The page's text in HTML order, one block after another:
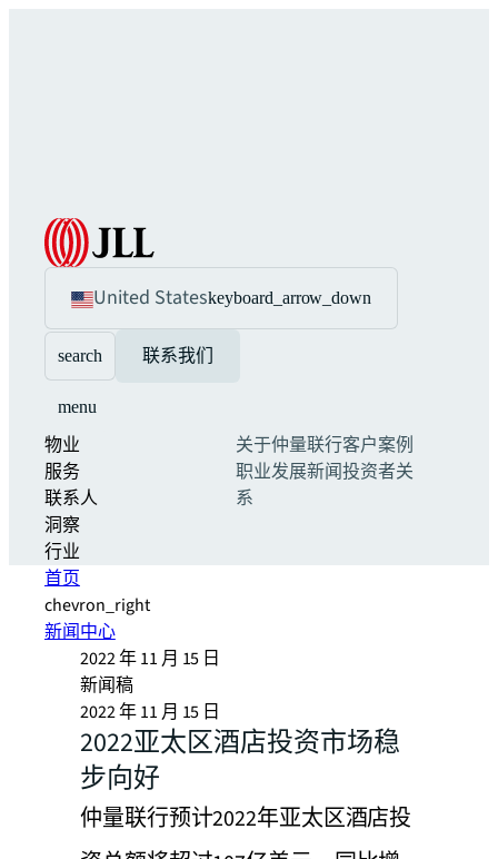
United Stateskeyboard_arrow_down
search 联系我们
menu
物业
服务
联系人
洞察
行业
关于仲量联行客户案例
职业发展新闻投资者关
系
首页
chevron_right
新闻中心
2022 年 11 月 15 日
新闻稿
2022 年 11 月 15 日
2022亚太区酒店投资市场稳
步向好
仲量联行预计2022年亚太区酒店投